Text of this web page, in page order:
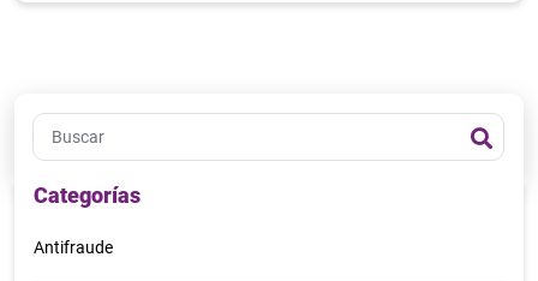
Categorías
Antifraude